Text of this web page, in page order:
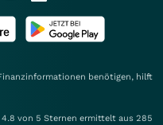
benötigen, hilft
von 5 Sternen ermittelt aus 285